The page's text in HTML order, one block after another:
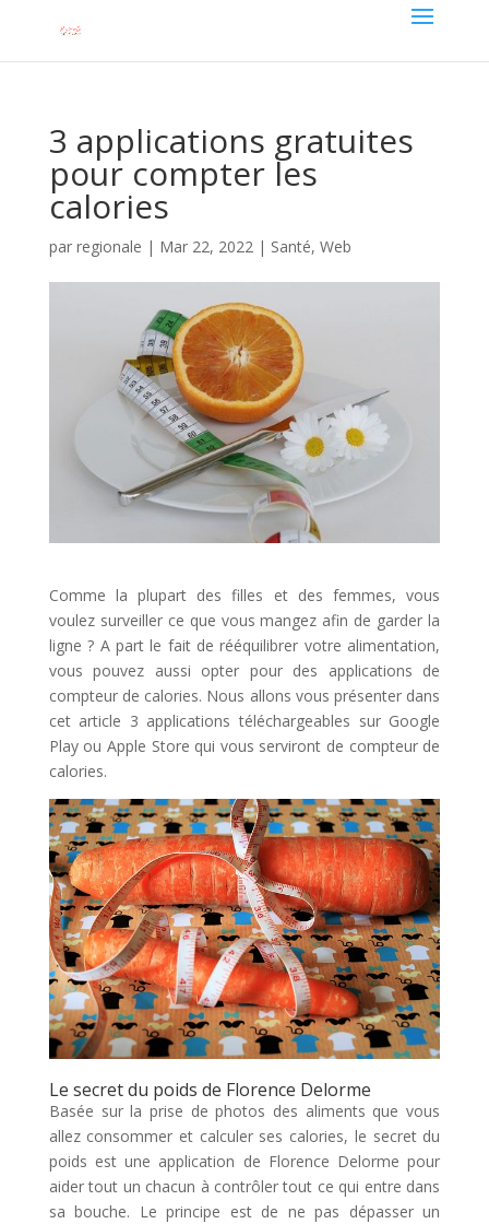
3 applications gratuites
pour compter les
calories
par regionale | Mar 22, 2022| Santé, Web
Comme la plupart des filles et des femmes, vous
voulez surveiller ce que vous mangez afin de garder la
ligne ? A part le fait de rééquilibrer votre alimentation,
vous pouvez aussi opter pour des applications de
compteur de calories. Nous allons vous présenter dans
cet article 3 applications téléchargeables sur Google
Play ou Apple Store qui vous serviront de compteur de
calories.
Le secret du poids de Florence Delorme
Basée sur la prise de photos des aliments que vous
allez consommer et calculer ses calories, le secret du
poids est une application de Florence Delorme pour
aider tout un chacun à contrôler tout ce qui entre dans
sa bouche. Le principe est de ne pas dépasser un